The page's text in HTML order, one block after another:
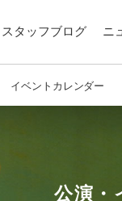
イベントカレンダー
スタッフブログ ニ
公演・